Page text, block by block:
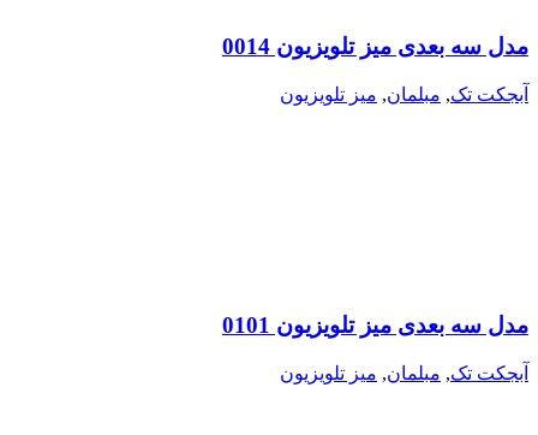
مدل سه بعدی میز تلویزیون 0014
آبجکت تک, مبلمان, میز تلویزیون
مدل سه بعدی میز تلویزیون 0101
آبجکت تک, مبلمان, میز تلویزیون